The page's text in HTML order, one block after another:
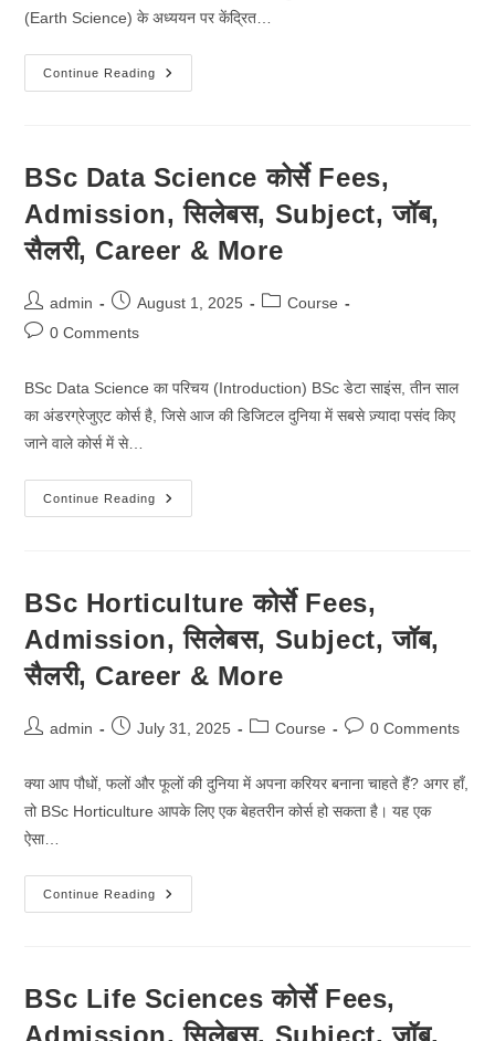
(Earth Science) के अध्ययन पर केंद्रित…
Continue Reading
BSc
Geology
Subject,
जॉब,
सैलरी,
Career
&
More
BSc Data Science कोर्से Fees,
Admission, सिलेबस, Subject, जॉब,
सैलरी, Career & More
Post
author:
admin
PostAugust 1, 2025
PostCourse
Post0 Comments
BSc Data Science का परिचय (Introduction) BSc डेटा साइंस, तीन साल
का अंडरग्रेजुएट कोर्स है, जिसे आज की डिजिटल दुनिया में सबसे ज़्यादा पसंद किए
जाने वाले कोर्स में से…
Continue Reading
BSc
Data
सिलेबस,
Subject,
सैलरी,
Career
&
More
BSc Horticulture कोर्से Fees,
Admission, सिलेबस, Subject, जॉब,
सैलरी, Career & More
Postadmin
PostJuly 31, 2025
PostCourse
Post0 Comments
क्या आप पौधों, फलों और फूलों की दुनिया में अपना करियर बनाना चाहते हैं? अगर हाँ,
तो BSc Horticulture आपके लिए एक बेहतरीन कोर्स हो सकता है। यह एक
ऐसा…
Continue Reading
BSc
Horticulture
Subject,
जॉब,
सैलरी,
Career
BSc Life Sciences कोर्से Fees,
Admission, सिलेबस, Subject, जॉब,